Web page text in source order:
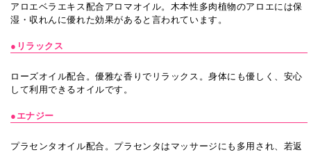
アロエベラエキス配合アロマオイル。木本性多肉植物のアロエには保
湿・収れんに優れた効果があると言われています。
●リラックス
ローズオイル配合。優雅な香りでリラックス。身体にも優しく、安心
して利用できるオイルです。
●エナジー
プラセンタオイル配合。プラセンタはマッサージにも多用され、若返